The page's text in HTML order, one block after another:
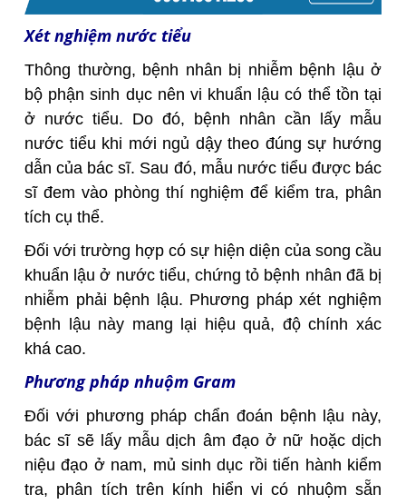
Xét nghiệm nước tiểu
Thông thường, bệnh nhân bị nhiễm bệnh lậu ở
bộ phận sinh dục nên vi khuẩn lậu có thể tồn tại
ở nước tiểu. Do đó, bệnh nhân cần lấy mẫu
nước tiểu khi mới ngủ dậy theo đúng sự hướng
dẫn của bác sĩ. Sau đó, mẫu nước tiểu được bác
sĩ đem vào phòng thí nghiệm để kiểm tra, phân
tích cụ thể.
Đối với trường hợp có sự hiện diện của song cầu
khuẩn lậu ở nước tiểu, chứng tỏ bệnh nhân đã bị
nhiễm phải bệnh lậu. Phương pháp xét nghiệm
bệnh lậu này mang lại hiệu quả, độ chính xác
khá cao.
Phương pháp nhuộm Gram
Đối với phương pháp chẩn đoán bệnh lậu này,
bác sĩ sẽ lấy mẫu dịch âm đạo ở nữ hoặc dịch
niệu đạo ở nam, mủ sinh dục rồi tiến hành kiểm
tra, phân tích trên kính hiển vi có nhuộm sẵn